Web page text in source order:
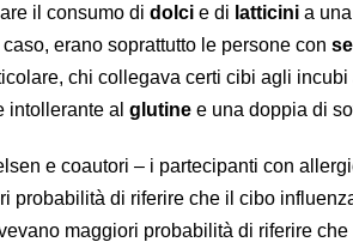
il consumo di dolci e di latticini a
erano soprattutto le persone con
chi collegava certi cibi agli
intollerante al glutine e una doppia di
e coautori – i partecipanti con
probabilità di riferire che il cibo
maggiori probabilità di riferire